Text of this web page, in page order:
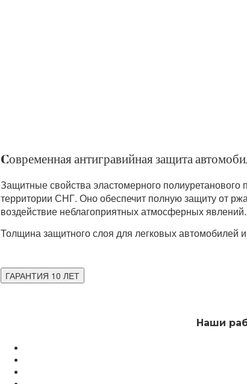
Cовременная антигравийная защита
Защитные свойства эластомерного
территории СНГ. Оно обеспечит полную защиту от
воздействие неблагоприятных атмосферных явлений.
Толщина защитного слоя для легковых автомобилей
ГАРАНТИЯ 10 ЛЕТ
Наши